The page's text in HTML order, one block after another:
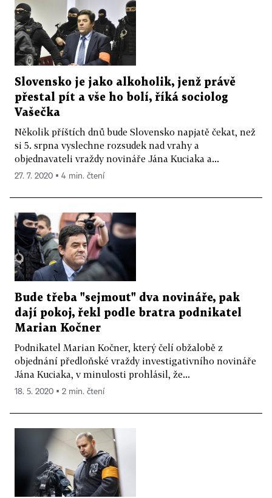
Slovensko je jako alkoholik, jenž právě
přestal pít a vše ho bolí, říká sociolog
Vašečka
Několik příštích dnů bude Slovensko napjatě čekat, než
si 5. srpna vyslechne rozsudek nad vrahy a
objednavateli vraždy novináře Jána Kuciaka a...
27. 7. 2020 ▪ 4 min. čtení
Bude třeba "sejmout" dva novináře, pak
dají pokoj, řekl podle bratra podnikatel
Marian Kočner
Podnikatel Marian Kočner, který čelí obžalobě z
objednání předloňské vraždy investigativního novináře
Jána Kuciaka, v minulosti prohlásil, že...
18. 5. 2020 ▪ 2 min. čtení